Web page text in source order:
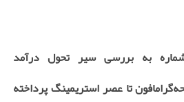
به بررسی سیر تحول درآمد
تا عصر استریمینگ پرداخته